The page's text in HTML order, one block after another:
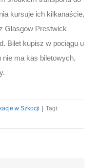
kursuje ich kilkanaście,
Glasgow Prestwick
Bilet kupisz w pociągu u
nie ma kas biletowych,
w Szkocji | Tagi: